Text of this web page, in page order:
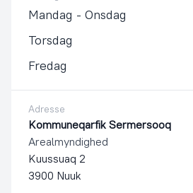
Mandag - Onsdag
Torsdag
Fredag
Adresse
Kommuneqarfik Sermersooq
Arealmyndighed
Kuussuaq 2
3900 Nuuk